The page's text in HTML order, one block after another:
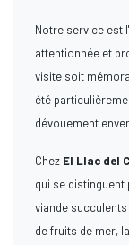
Notre service est
attentionnée et
visite soit
été
dévouement
Chez El Llac del
qui se distinguent
viande
de fruits de mer,